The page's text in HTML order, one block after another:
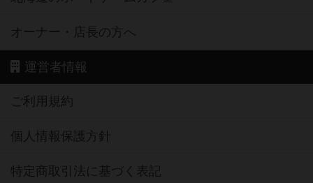
オーナー・店長の方へ
運営者情報
ご利用規約
個人情報保護方針
特定商取引法に基づく表記